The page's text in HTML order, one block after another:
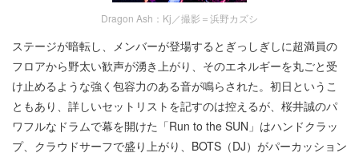
Dragon Ash：Kj／撮影＝浜野カズシ
ステージが暗転し、メンバーが登場するとぎっしぎしに超満員の
フロアから野太い歓声が湧き上がり、そのエネルギーを丸ごと受
け止めるような強く包容力のある音が鳴らされた。初日というこ
ともあり、詳しいセットリストを記すのは控えるが、桜井誠のパ
ワフルなドラムで幕を開けた「Run to the SUN」はハンドクラッ
プ、クラウドサーフで盛り上がり、BOTS（DJ）がパーカッション